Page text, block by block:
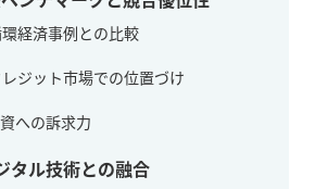
経済事例との比較
ジット市場での位置づけ
への訴求力
タル技術との融合